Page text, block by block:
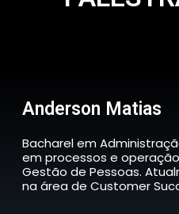
Anderson Matias
Bacharel em
em processos e
Gestão de Pessoas.
na área de Customer